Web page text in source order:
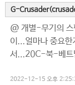
G-
@ 개별-무기의
이...얼마나 중요
서...20C-북-베트
2022-12-15 오후